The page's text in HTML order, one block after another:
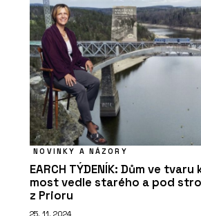
PRODUKTY
Dveře z prémiové dýhy
materiálu Altholz - SAPELI
NOVINKY A NÁZORY
EARCH TÝDENÍK: Dům ve
most vedle starého a pod
z Prioru
25. 11. 2024